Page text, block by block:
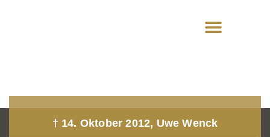
† 14. Oktober 2012, Uwe Wenck